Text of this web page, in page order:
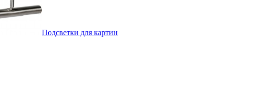
Подсветки для картин